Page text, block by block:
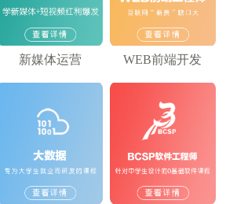
新媒体运营 WEB前端开发